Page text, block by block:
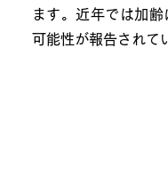
ます。近年では加
可能性が報告されて